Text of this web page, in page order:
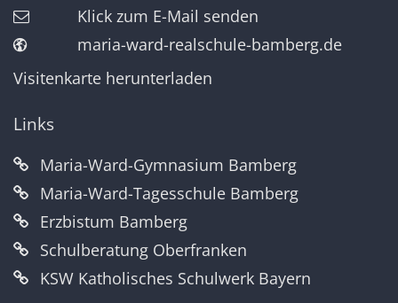
Klick zum E-Mail senden
maria-ward-realschule-bamberg.de
Visitenkarte herunterladen
Links
Maria-Ward-Gymnasium Bamberg
Maria-Ward-Tagesschule Bamberg
Erzbistum Bamberg
Schulberatung Oberfranken
KSW Katholisches Schulwerk Bayern